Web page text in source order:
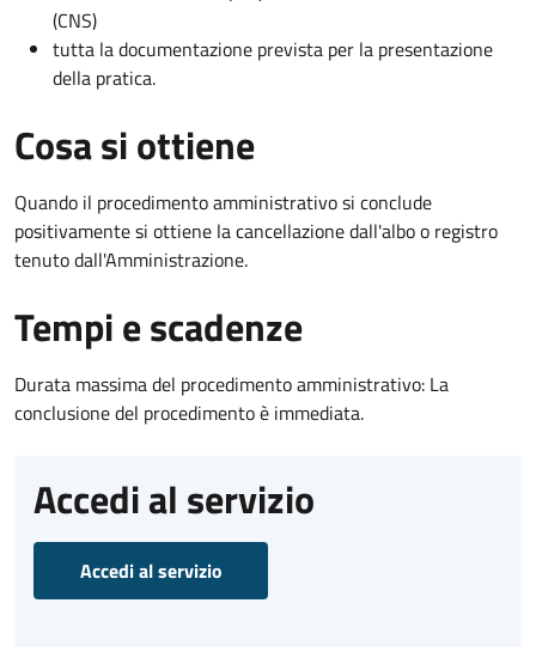
(CNS)
tutta la documentazione prevista per la presentazione
della pratica.
Cosa si ottiene
Quando il procedimento amministrativo si conclude
positivamente si ottiene la cancellazione dall'albo o registro
tenuto dall'Amministrazione.
Tempi e scadenze
Durata massima del procedimento amministrativo: La
conclusione del procedimento è immediata.
Accedi al servizio
Accedi al servizio